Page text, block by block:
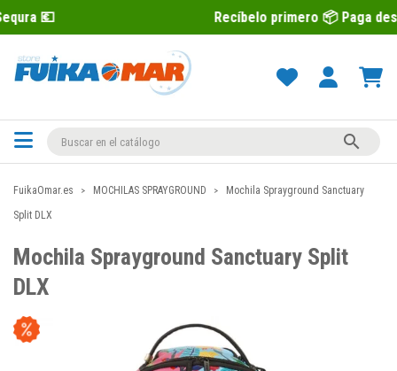
Recíbelo primero 📦 Paga después con

FuikaOmar.es MOCHILAS SPRAYGROUND
Mochila Sprayground Sanctuary
Split DLX
Mochila Sprayground Sanctuary Split
DLX